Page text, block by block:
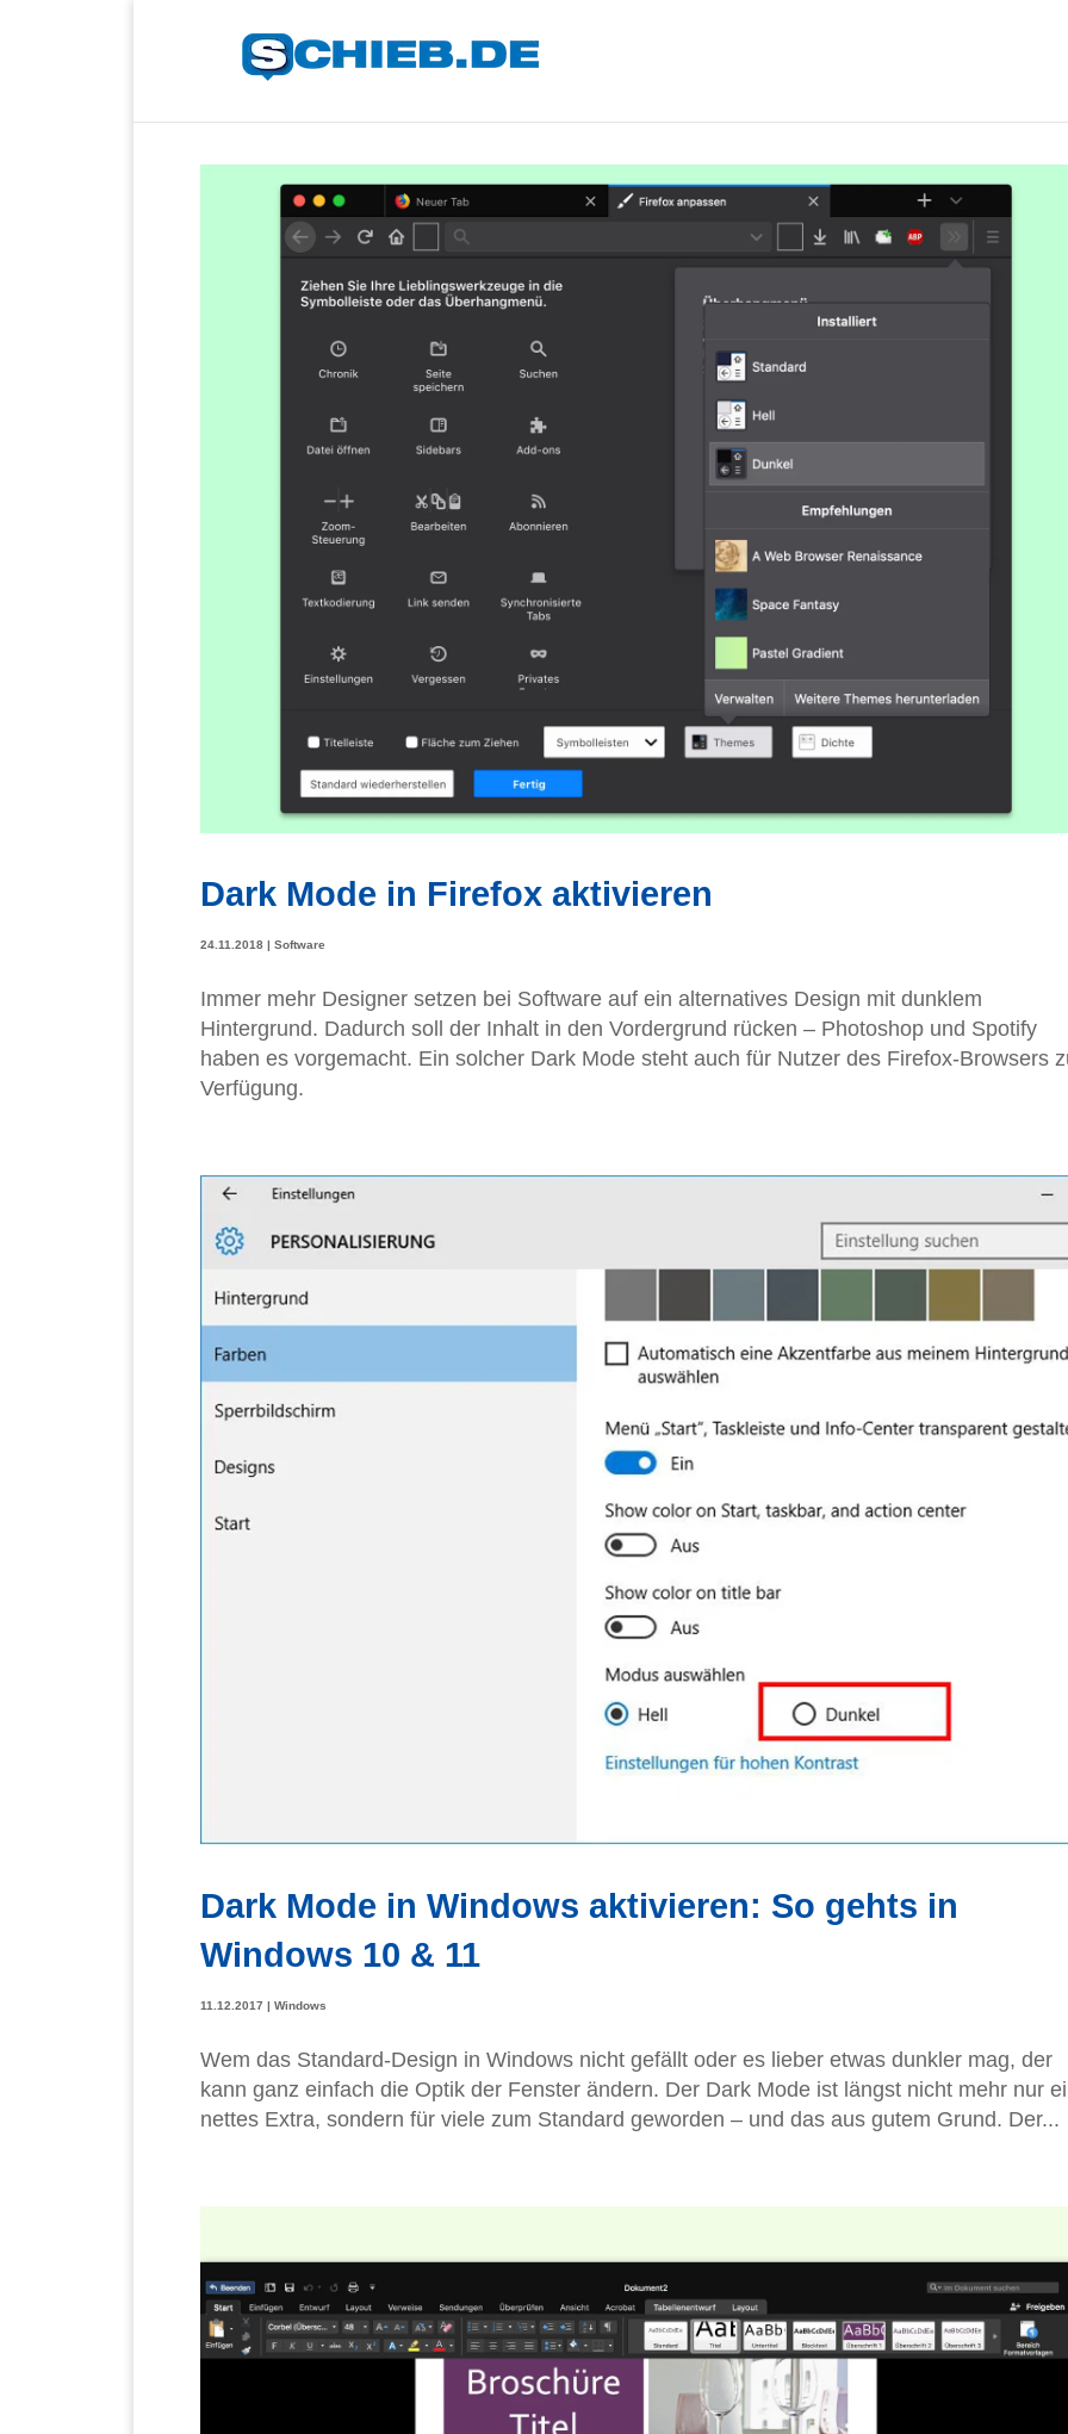
Dark Mode in Firefox aktivieren
24.11.2018 | Software
Immer mehr Designer setzen bei Software auf ein alternatives Design mit dunklem
Hintergrund. Dadurch soll der Inhalt in den Vordergrund rücken – Photoshop und Spotify
haben es vorgemacht. Ein solcher Dark Mode steht auch für Nutzer des Firefox-Browsers
Verfügung.
Dark Mode in Windows aktivieren: So gehts in
Windows 10 & 11
11.12.2017 | Windows
Wem das Standard-Design in Windows nicht gefällt oder es lieber etwas dunkler mag, der
kann ganz einfach die Optik der Fenster ändern. Der Dark Mode ist längst nicht mehr nur
nettes Extra, sondern für viele zum Standard geworden – und das aus gutem Grund. Der...